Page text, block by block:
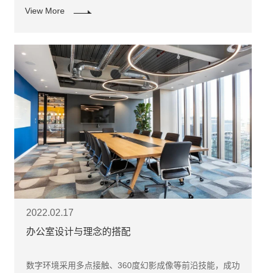
种类，与各种灯具各有特色，购买前不妨先看一看，根据
View More
2022.02.17
办公室设计与理念的搭配
数字环境采用多点接触、360度幻影成像等前沿技能，成功